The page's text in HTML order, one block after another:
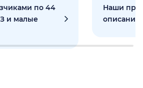
по 44
и малые
Наши